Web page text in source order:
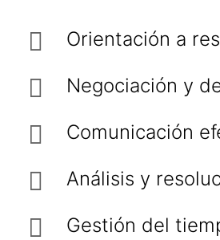
Orientación a
Negociación y
Comunicación
Análisis y
Gestión del